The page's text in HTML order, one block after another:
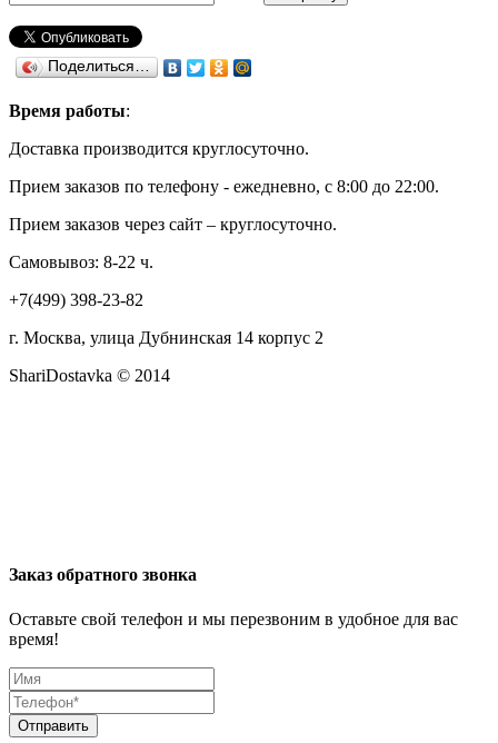
Поделиться…
Время работы:
Доставка производится круглосуточно.
Прием заказов по телефону - ежедневно, с 8:00 до 22:00.
Прием заказов через сайт – круглосуточно.
Самовывоз: 8-22 ч.
+7(499) 398-23-82
г. Москва, улица Дубнинская 14 корпус 2
ShariDostavka © 2014
Заказ обратного звонка
Оставьте свой телефон и мы перезвоним в удобное для вас
время!
Отправить